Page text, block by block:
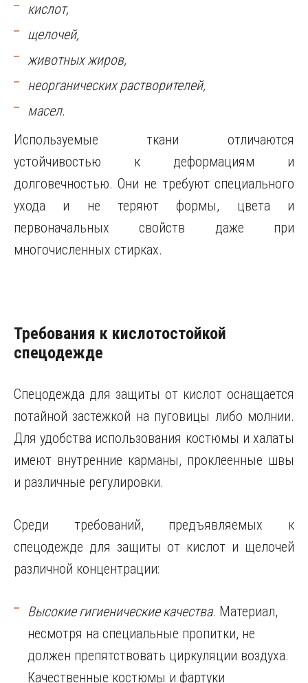
кислот,
щелочей,
животных жиров,
неорганических растворителей,
масел.
Используемые ткани отличаются
устойчивостью к деформациям и
долговечностью. Они не требуют специального
ухода и не теряют формы, цвета и
первоначальных свойств даже при
многочисленных стирках.
Требования к кислотостойкой
спецодежде
Спецодежда для защиты от кислот оснащается
потайной застежкой на пуговицы либо молнии.
Для удобства использования костюмы и халаты
имеют внутренние карманы, проклеенные швы
и различные регулировки.
Среди требований, предъявляемых к
спецодежде для защиты от кислот и щелочей
различной концентрации:
Высокие гигиенические качества. Материал,
несмотря на специальные пропитки, не
должен препятствовать циркуляции воздуха.
Качественные костюмы и фартуки